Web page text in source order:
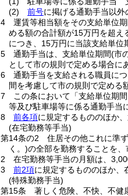
(2)
前号に掲げる通勤手当以
4
運賃等相当額をその支給単位
める額の合計額が15万円を超え
につき、15万円に当該支給単位
5
通勤手当は、支給単位期間(市
として市の規則で定める場合に
6
通勤手当を支給される職員に
間を考慮して市の規則で定める
7
この条において「支給単位期
等及び駐車場等に係る通勤手当
8
前各項に規定するもののほか
(在宅勤務等手当)
第14条の2
住居その他これに準
く。)の全部を勤務することを
2
在宅勤務等手当の月額は、
3
前2項に規定するもののほか、
(特殊勤務手当)
第15条
著しく危険、不快、不健